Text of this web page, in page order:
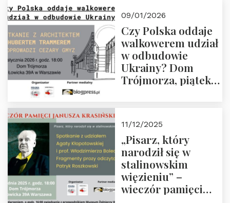
godz. 18:00.
Zapraszamy!
09/01/2026
Czy Polska oddaje
walkowerem udział
w odbudowie
Ukrainy? Dom
Trójmorza, piątek
11/12/2025
„Pisarz, który
narodził się w
stalinowskim
więzieniu” –
wieczór pamięci